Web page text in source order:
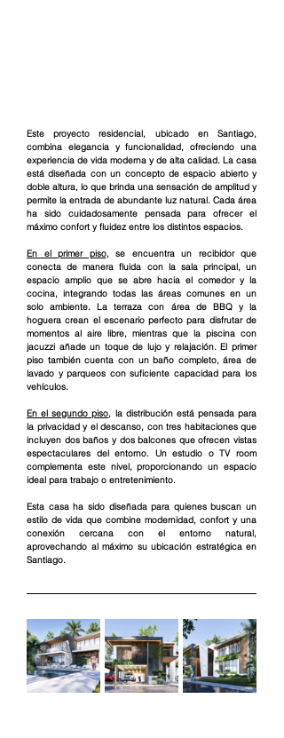
Este proyecto residencial, ubicado en Santiago,
combina elegancia y funcionalidad, ofreciendo una
experiencia de vida moderna y de alta calidad. La casa
está diseñada con un concepto de espacio abierto y
doble altura, lo que brinda una sensación de amplitud y
permite la entrada de abundante luz natural. Cada área
ha sido cuidadosamente pensada para ofrecer el
máximo confort y fluidez entre los distintos espacios.
En el primer piso, se encuentra un recibidor que
conecta de manera fluida con la sala principal, un
espacio amplio que se abre hacia el comedor y la
cocina, integrando todas las áreas comunes en un
solo ambiente. La terraza con área de BBQ y la
hoguera crean el escenario perfecto para disfrutar de
momentos al aire libre, mientras que la piscina con
jacuzzi añade un toque de lujo y relajación. El primer
piso también cuenta con un baño completo, área de
lavado y parqueos con suficiente capacidad para los
vehículos.
En el segundo piso, la distribución está pensada para
la privacidad y el descanso, con tres habitaciones que
incluyen dos baños y dos balcones que ofrecen vistas
espectaculares del entorno. Un estudio o TV room
complementa este nivel, proporcionando un espacio
ideal para trabajo o entretenimiento.
Esta casa ha sido diseñada para quienes buscan un
estilo de vida que combine modernidad, confort y una
conexión cercana con el entorno natural,
aprovechando al máximo su ubicación estratégica en
Santiago.